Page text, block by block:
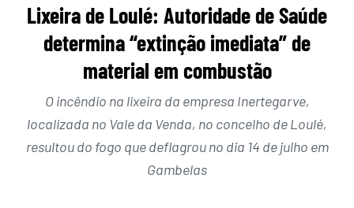
Lixeira de Loulé: Autoridade de Saúde
determina “extinção imediata” de
material em combustão
O incêndio na lixeira da empresa Inertegarve,
localizada no Vale da Venda, no concelho de Loulé,
resultou do fogo que deflagrou no dia 14 de julho em
Gambelas